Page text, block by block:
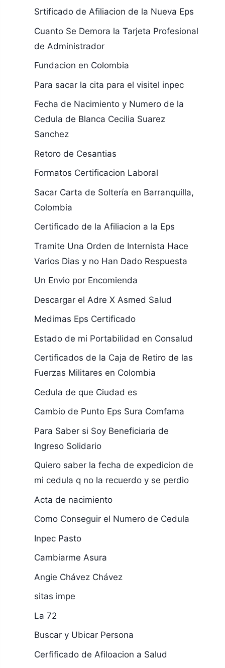
Srtificado de Afiliacion de la Nueva Eps
Cuanto Se Demora la Tarjeta Profesional
de Administrador
Fundacion en Colombia
Para sacar la cita para el visitel inpec
Fecha de Nacimiento y Numero de la
Cedula de Blanca Cecilia Suarez
Sanchez
Retoro de Cesantias
Formatos Certificacion Laboral
Sacar Carta de Soltería en Barranquilla,
Colombia
Certificado de la Afiliacion a la Eps
Tramite Una Orden de Internista Hace
Varios Dias y no Han Dado Respuesta
Un Envio por Encomienda
Descargar el Adre X Asmed Salud
Medimas Eps Certificado
Estado de mi Portabilidad en Consalud
Certificados de la Caja de Retiro de las
Fuerzas Militares en Colombia
Cedula de que Ciudad es
Cambio de Punto Eps Sura Comfama
Para Saber si Soy Beneficiaria de
Ingreso Solidario
Quiero saber la fecha de expedicion de
mi cedula q no la recuerdo y se perdio
Acta de nacimiento
Como Conseguir el Numero de Cedula
Inpec Pasto
Cambiarme Asura
Angie Chávez Chávez
sitas impe
La 72
Buscar y Ubicar Persona
Cerfificado de Afiloacion a Salud